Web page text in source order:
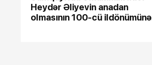
Heydər Əliyevin anadan
olmasının 100-cü ildönümünə